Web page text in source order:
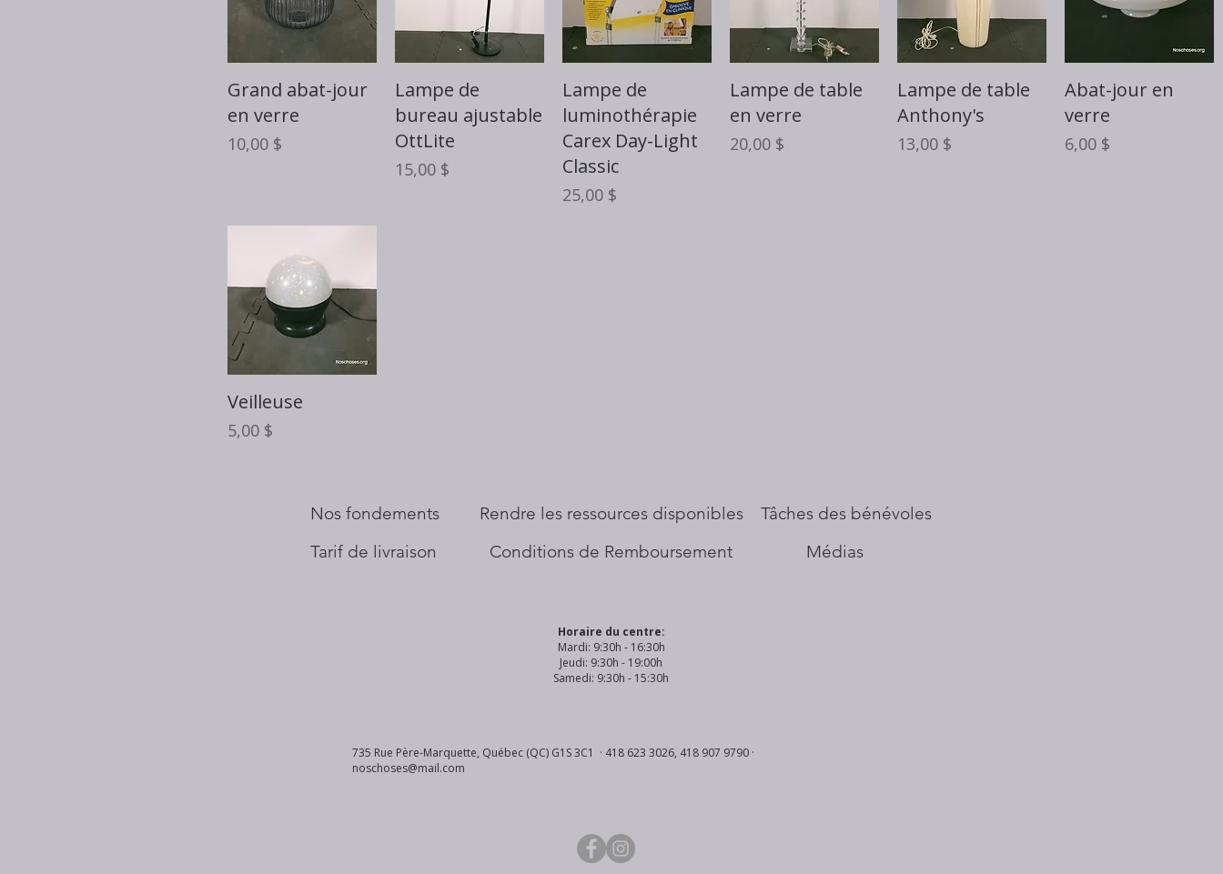
Aperçu rapide
Grand abat-jour
en verre
Prix
10,00 $
Aperçu rapide
Lampe de
bureau ajustable
OttLite
Prix
15,00 $
Aperçu rapide
Lampe de
luminothérapie
Carex Day-Light
Classic
Prix
25,00 $
Aperçu rapide
Lampe de table
en verre
Prix
20,00 $
Aperçu rapide
Lampe de table
Anthony's
Prix
13,00 $
Aperçu rapide
Abat-jour en
verre
Prix
6,00 $
Aperçu rapide
Veilleuse
Prix
5,00 $
Nos fondements
Tarif de livraison
​Rendre les ressources disponibles
Conditions de Remboursement
Tâches des bénévoles
Médias
Horaire du centre:
Mardi: 9:30h - 16:30h
Jeudi: 9:30h - 19:00h
Samedi: 9:30h - 15:30h
735 Rue Père-Marquette, Québec (QC) G1S 3C1 · 418 623 3026, 418 907 9790 ·
noschoses@mail.com